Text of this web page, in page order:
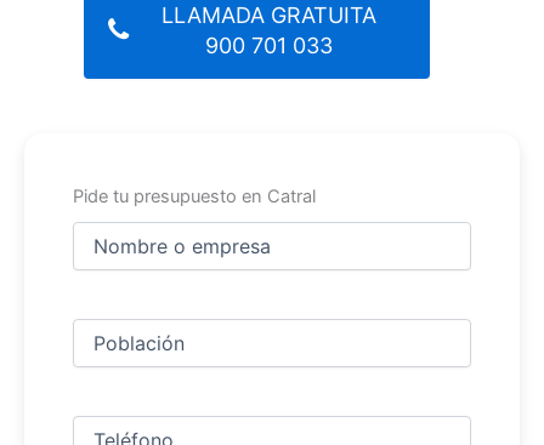
LLAMADA GRATUITA
900 701 033
Pide tu presupuesto en Catral
Nombre
Ciudad
Teléfono